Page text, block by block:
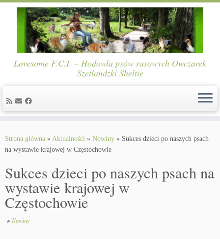
content
Lovesome F.C.I. – Hodowla psów rasowych Owczarek
Szetlandzki Sheltie
Strona główna » Aktualności » Nowiny » Sukces dzieci po naszych psach
na wystawie krajowej w Częstochowie
Sukces dzieci po naszych psach na
wystawie krajowej w
Częstochowie
w Nowiny